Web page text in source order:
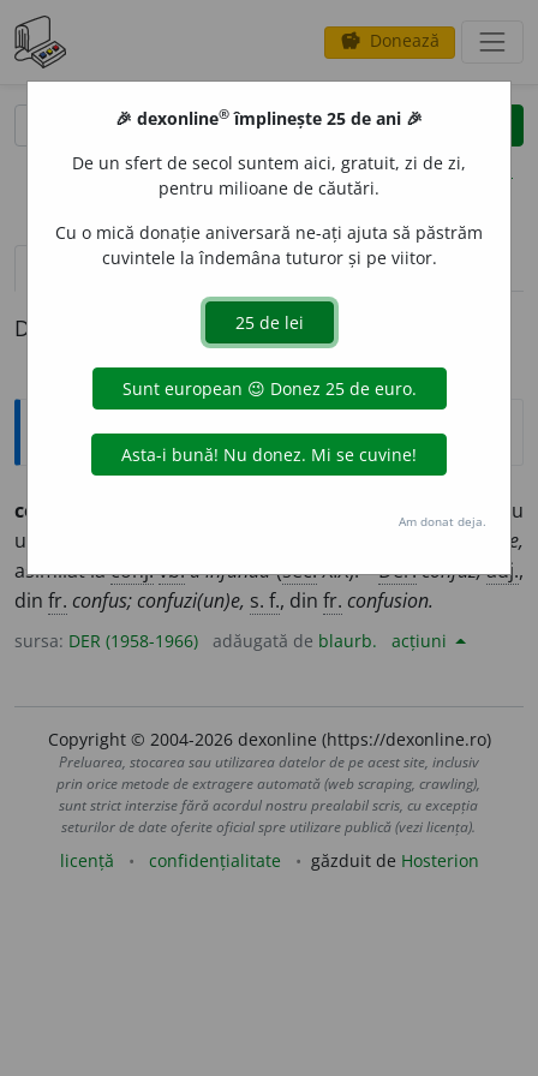
savings Donează
clear
opțiuni
definiții (1) pronunțievolume_up (10)
Definiția cu ID-ul 440881:
Etimologice
confund
– A lua o persoană drept alta sau
un lucru drept altul; a se asemăna.
confundere,
asimilat laconj.vb.a înfunda(sec.XIX). –Der.confuz,adj.,
din fr. confus; confuzi(un)e, s. f., din fr. confusion.
sursa: DER (1958-1966) adăugată de blaurb. acțiuni
Copyright © 2004-2026 dexonline (https://dexonline.ro)
Preluarea, stocarea sau utilizarea datelor de pe acest site, inclusiv
prin orice metode de extragere automată (web scraping, crawling),
sunt strict interzise fără acordul nostru prealabil scris, cu excepția
seturilor de date oferite oficial spre utilizare publică (vezi licența).
licență confidențialitate găzduit de Hosterion
🎉 dexonline® împlinește 25 de ani 🎉
De un sfert de secol suntem aici, gratuit, zi de zi,
pentru milioane de căutări.
Cu o mică donație aniversară ne-ați ajuta să păstrăm
cuvintele la îndemâna tuturor și pe viitor.
Am donat deja.